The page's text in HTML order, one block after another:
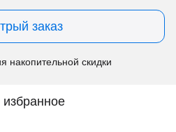
заказ
накопительной скидки
избранное